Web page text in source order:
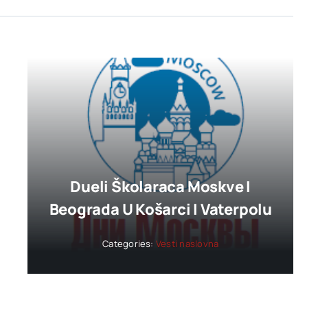
Dueli Školaraca Moskve I
Beograda U Košarci I Vaterpolu
Categories: Vesti naslovna